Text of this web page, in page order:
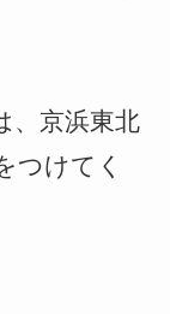
、京浜東北
つけてく